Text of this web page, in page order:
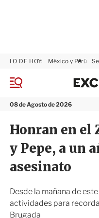
M
n
08 de Agosto de 2026
LO DE HOY: México y Perú
Honran en el
y Pepe, a un
asesinato
Desde la mañana de
actividades para
Brugada